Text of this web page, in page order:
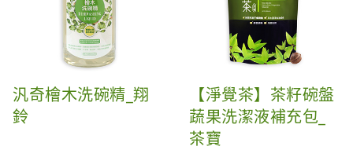
汎奇檜木洗碗精_翔
鈴
【淨覺茶】茶籽碗盤
蔬果洗潔液補充包_
茶寶